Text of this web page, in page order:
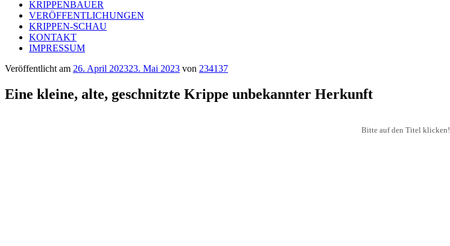
KRIPPENBAUER
VERÖFFENTLICHUNGEN
KRIPPEN-SCHAU
KONTAKT
IMPRESSUM
Veröffentlicht am 26. April 202323. Mai 2023 von 234137
Eine kleine, alte, geschnitzte Krippe unbekannter Herkunft
Bitte auf den Titel klicken!